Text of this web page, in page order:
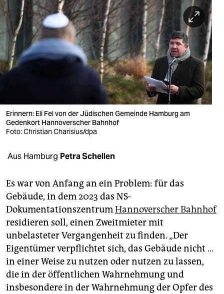
berlin
nord
wahrheit
verlag
veranstaltungen
unterstützen
abo
genossenschaft
epaper login
Erinnern: Eli Fel von der Jüdischen Gemeinde Hamburg am
Gedenkort Hannoverscher Bahnhof
Foto: Christian Charisius/dpa
Aus Hamburg Petra Schellen
Es war von Anfang an ein Problem: für das
Gebäude, in dem 2023 das NS-
DokumentationszentrumHannoverscher Bahnhof
residieren soll, einen Zweitmieter mit
unbelasteter Vergangenheit zu finden. „Der
Eigentümer verpflichtet sich, das Gebäude nicht …
in einer Weise zu nutzen oder nutzen zu lassen,
die in der öffentlichen Wahrnehmung und
insbesondere in der Wahrnehmung der Opfer des